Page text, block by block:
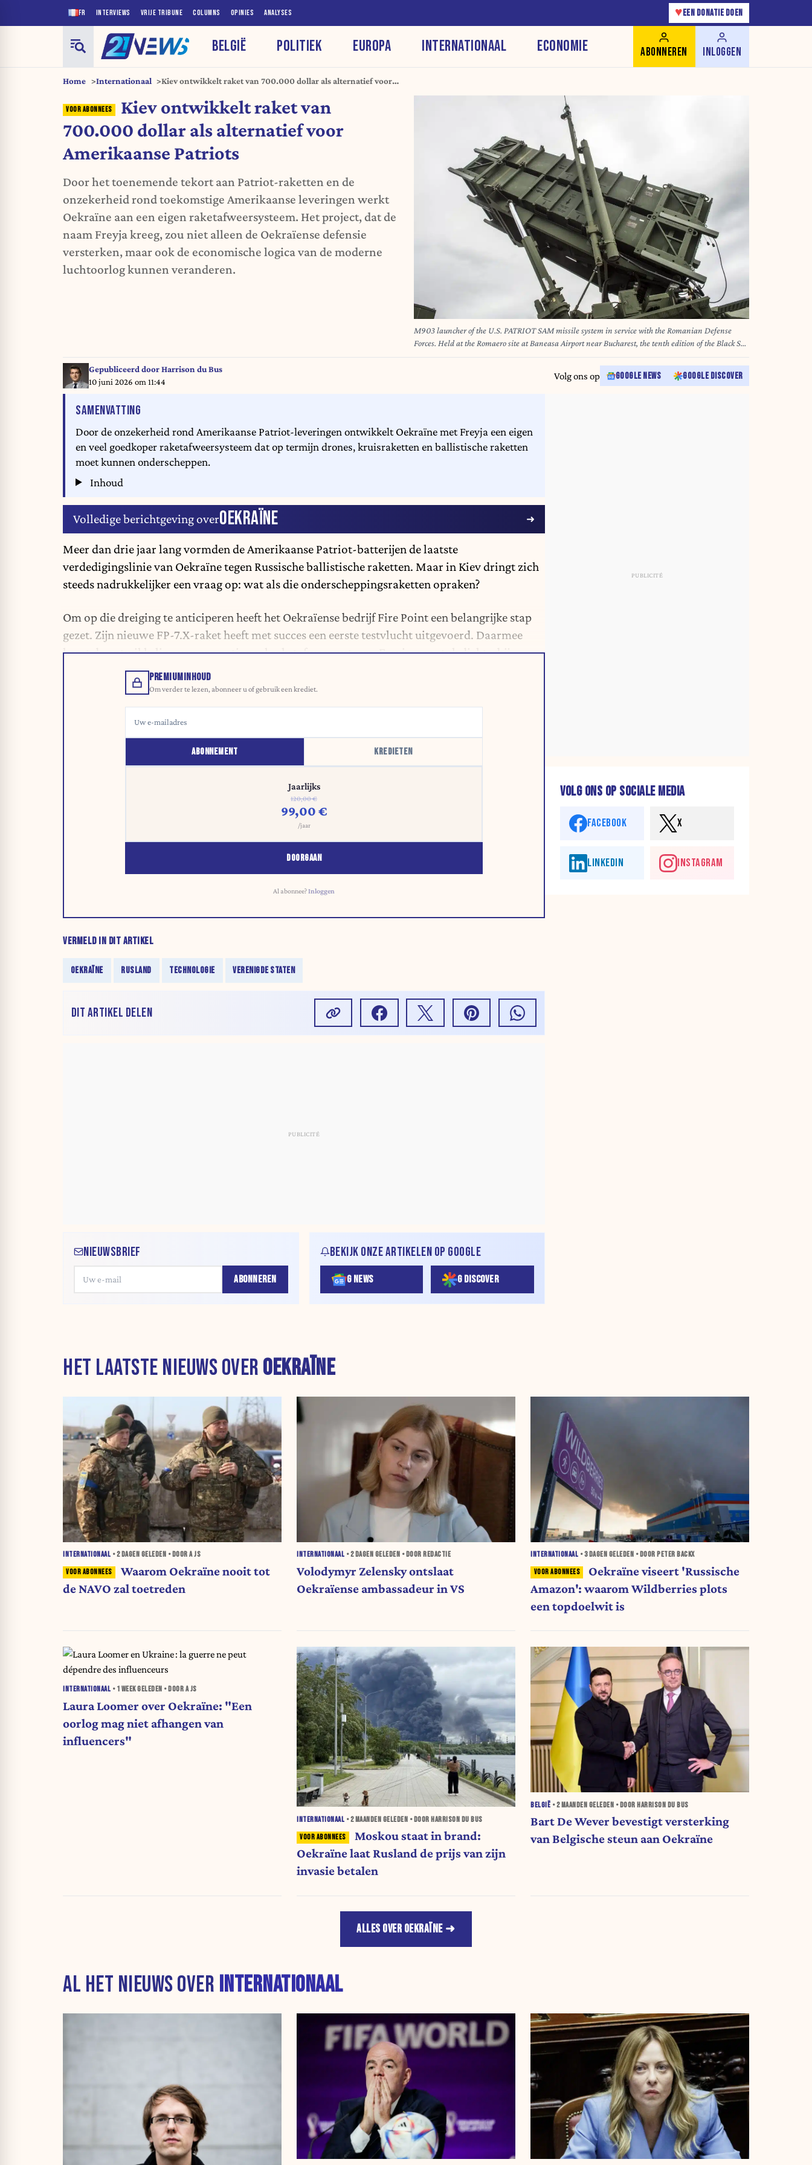
FR INTERVIEWS VRIJE TRIBUNE COLUMNS OPINIES ANALYSES ♥ EEN DONATIE DOEN
BELGIË POLITIEK EUROPA INTERNATIONAAL ECONOMIE ABONNEREN INLOGGEN
Home Internationaal
Kiev ontwikkelt raket van 700.000 dollar als alternatief voor
Kiev ontwikkelt raket van
700.000 dollar als alternatief voor
Amerikaanse Patriots
Door het toenemende tekort aan Patriot-raketten en de
onzekerheid rond toekomstige Amerikaanse leveringen werkt
Oekraïne aan een eigen raketafweersysteem. Het project, dat de
naam Freyja kreeg, zou niet alleen de Oekraïense defensie
versterken, maar ook de economische logica van de moderne
luchtoorlog kunnen veranderen.
M903 launcher of the U.S. PATRIOT SAM missile system in service with the Romanian Defense
Forces. Held at the Romaero site at Baneasa Airport near Bucharest, the tenth edition of the Black Sea
Defense & Aerospace Exhibition (BSDA) took place from May 13 to 15, 2026. This year, the exhibition
placed a strong emphasis on land (UGV), aerial (UAV - FPV), and maritime (USV) drones for
surveillance, attack, defense, and medical evacuation missions. Alongside the Romanian drone
Lockheed Martin and Raytheon, Israelian’s Elbit Systems, Turkish’s Baykar, Otokar and Turkish
Aerospace, and Ukrainian’s Skyfall attracted particular
Gepubliceerd doorHarrison du Bus
10 juni 2026 om 11:44
Volg ons op GOOGLE NEWS GOOGLE DISCOVER
SAMENVATTING
Door de onzekerheid rond Amerikaanse Patriot-leveringen ontwikkelt Oekraïne met Freyja een eigen
en veel goedkoper raketafweersysteem dat op termijn drones, kruisraketten en ballistische raketten
moet kunnen onderscheppen.
Inhoud
Volledige berichtgeving overOEKRAÏNE
Meer dan drie jaar lang vormden de Amerikaanse Patriot-batterijen de laatste
verdedigingslinie van Oekraïne tegen Russische ballistische raketten. Maar in Kiev dringt zich
steeds nadrukkelijker een vraag op: wat als die onderscheppingsraketten opraken?
Om op die dreiging te anticiperen heeft het Oekraïense bedrijf Fire Point een belangrijke stap
gezet. Zijn nieuwe FP-7.X-raket heeft met succes een eerste testvlucht uitgevoerd. Daarmee
komt de ontwikkeling van een nationaal raketafweersysteem, Freyja, een stuk dichterbij.
PREMIUMINHOUD
Om verder te lezen, abonneer u of gebruik een krediet.
ABONNEMENT KREDIETEN
Jaarlijks
120,00 €
99,00 €
/jaar
DOORGAAN
Al abonnee?Inloggen
VERMELD IN DIT ARTIKEL
OEKRAÏNE RUSLAND TECHNOLOGIE VERENIGDE STATEN
DIT ARTIKEL DELEN
NIEUWSBRIEF
ABONNEREN
BEKIJK ONZE ARTIKELEN OP GOOGLE
G NEWS G DISCOVER
VOLG ONS OP SOCIALE MEDIA
FACEBOOK X
LINKEDIN INSTAGRAM
HET LAATSTE NIEUWS OVER OEKRAÏNE
INTERNATIONAAL •2 DAGEN GELEDEN • DOOR A JS
Waarom Oekraïne nooit tot
de NAVO zal toetreden
INTERNATIONAAL •2 DAGEN GELEDEN • DOOR REDACTIE
Volodymyr Zelensky ontslaat
Oekraïense ambassadeur in VS
INTERNATIONAAL •3 DAGEN GELEDEN • DOOR PETER BACKX
Oekraïne viseert 'Russische
Amazon': waarom Wildberries plots
een topdoelwit is
INTERNATIONAAL • 1 WEEKGELEDEN • DOOR A JS
Laura Loomer over Oekraïne: "Een
oorlog mag niet afhangen van
influencers"
INTERNATIONAAL •2 MAANDEN GELEDEN • DOOR HARRISON DU BUS
Moskou staat in brand:
Oekraïne laat Rusland de prijs van zijn
invasie betalen
BELGIË •2 MAANDEN GELEDEN • DOOR HARRISON DU BUS
Bart De Wever bevestigt versterking
van Belgische steun aan Oekraïne
ALLES OVER OEKRAÏNE
AL HET NIEUWS OVER INTERNATIONAAL